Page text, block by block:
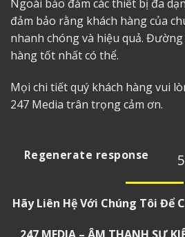
Ngoài bảo đảm các thiết bị đa
đảm bảo rằng khách hàng của
nhanh chóng và hiệu quả.
hàng tốt nhất có thể.
Mọi chi tiết quý khách hàng vui
247 Media trân trọng cảm ơn.
Regenerate response
Hãy Liên Hệ Với Chúng Tôi Để